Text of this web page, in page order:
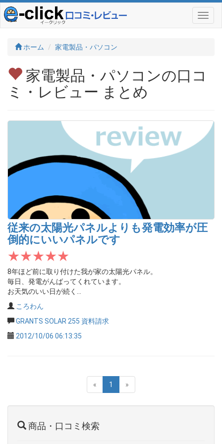
ホーム 家電製品・パソコン
家電製品・パソコンの口コ
ミ・レビュー まとめ
従来の太陽光パネルよりも発電効率が圧
倒的にいいパネルです
8年ほど前に取り付けた我が家の太陽光パネル。
毎日、発電がんばってくれています。
お天気のいい日が続く...
ころわん
GRANTS SOLAR 255 資料請求
2012/10/06 06:13:35
« 1 »
商品・口コミ検索